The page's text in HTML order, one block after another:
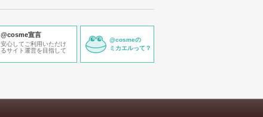
@cosme宣言
安心してご利用いただけ
るサイト運営を目指して
@cosmeの
ミカエルって？